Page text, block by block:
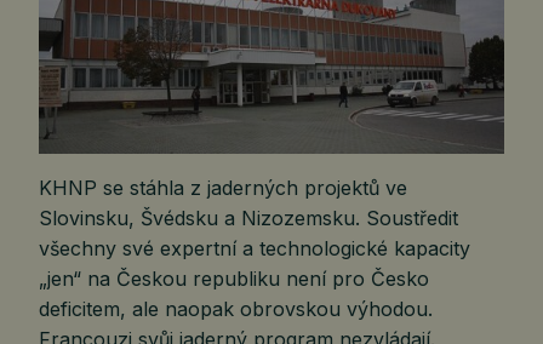
KHNP se stáhla z jaderných projektů ve
Slovinsku, Švédsku a Nizozemsku. Soustředit
všechny své expertní a technologické kapacity
„jen“ na Českou republiku není pro Česko
deficitem, ale naopak obrovskou výhodou.